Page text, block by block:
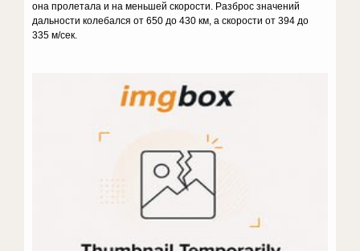
она пролетала и на меньшей скорости. Разброс значений
дальности колебался от 650 до 430 км, а скорости от 394 до
335 м/сек.